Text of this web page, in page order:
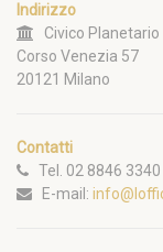
Indirizzo
Civico Planetario
Corso Venezia 57
20121 Milano
Contatti
Tel. 02 8846 3340
E-mail: